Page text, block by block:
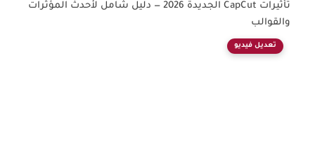
تأثيرات CapCut الجديدة 2026 — دليل شامل لأحدث المؤثرات
والقوالب
تعديل فيديو